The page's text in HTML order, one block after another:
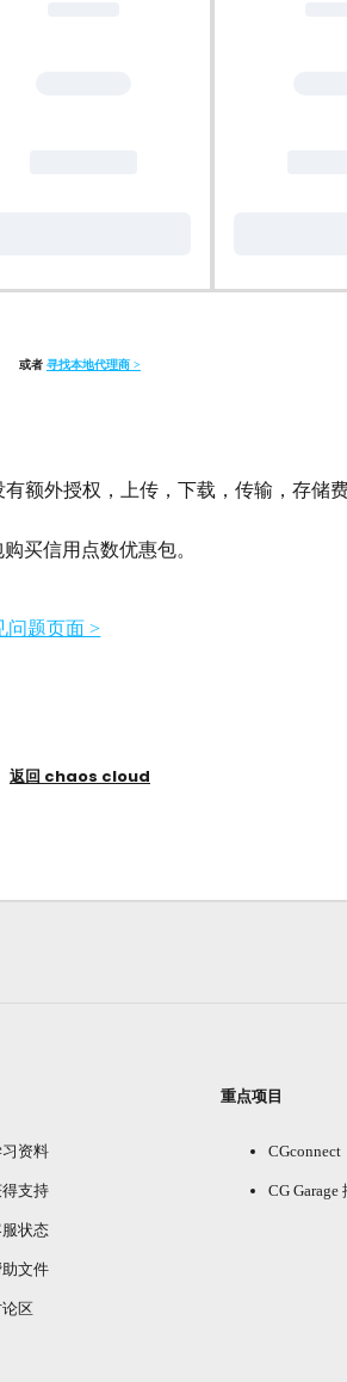
或者 寻找本地代理商 >
有额外授权，上传，下载，传输，存储
买信用点数优惠包。
问题页面 >
返回 chaos cloud
资料
支持
状态
文件
区
重点项目
CGconnect
CG Garage